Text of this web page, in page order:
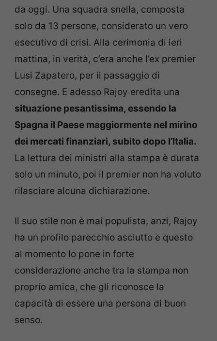
da oggi. Una squadra snella, composta
solo da 13 persone, considerato un vero
esecutivo di crisi. Alla cerimonia di ieri
mattina, in verità, c’era anche l’ex premier
Lusi Zapatero, per il passaggio di
consegne. E adesso Rajoy eredita una
situazione pesantissima, essendo la
Spagna il Paese maggiormente nel mirino
dei mercati finanziari, subito dopo l’Italia.
La lettura dei ministri alla stampa è durata
solo un minuto, poi il premier non ha voluto
rilasciare alcuna dichiarazione.
Il suo stile non è mai populista, anzi, Rajoy
ha un profilo parecchio asciutto e questo
al momento lo pone in forte
considerazione anche tra la stampa non
proprio amica, che gli riconosce la
capacità di essere una persona di buon
senso.